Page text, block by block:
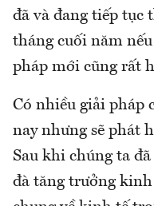
đã và đang tiếp tục
tháng cuối năm
pháp mới cũng rất
Có nhiều giải pháp
nay nhưng sẽ phát
Sau khi chúng ta
đà tăng trưởng